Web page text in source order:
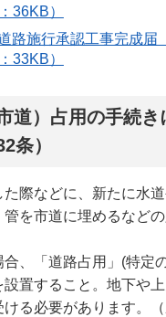
36KB）
路施行承認工事完成届
33KB）
道）占用の手続き
条）
た際などに、新たに水
管を市道に埋めるなど
合、「道路占用」(特定
設置すること。地下や
ける必要があります。